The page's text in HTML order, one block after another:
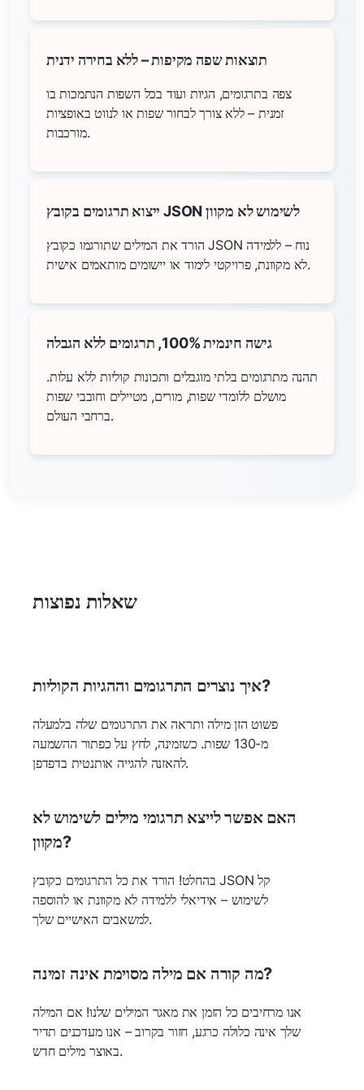
תוצאות שפה מקיפות – ללא בחירה ידנית
צפה בתרגומים, הגיות ועוד בכל השפות הנתמכות בו
זמנית – ללא צורך לבחור שפות או לנווט באופציות
מורכבות.
ייצוא תרגומים בקובץ JSON לשימוש לא מקוון
הורד את המילים שתורגמו כקובץ JSON נוח – ללמידה
לא מקוונת, פרויקטי לימוד או יישומים מותאמים אישית.
גישה חינמית 100%, תרגומים ללא הגבלה
תהנה מתרגומים בלתי מוגבלים ותכונות קוליות ללא עלות.
מושלם ללומדי שפות, מורים, מטיילים וחובבי שפות
ברחבי העולם.
שאלות נפוצות
איך נוצרים התרגומים וההגיות הקוליות?
פשוט הזן מילה ותראה את התרגומים שלה בלמעלה
מ-130 שפות. כשזמינה, לחץ על כפתור ההשמעה
להאזנה להגייה אותנטית בדפדפן.
האם אפשר לייצא תרגומי מילים לשימוש לא
מקוון?
בהחלט! הורד את כל התרגומים כקובץ JSON קל
לשימוש – אידיאלי ללמידה לא מקוונת או להוספה
למשאבים האישיים שלך.
מה קורה אם מילה מסוימת אינה זמינה?
אנו מרחיבים כל הזמן את מאגר המילים שלנו! אם המילה
שלך אינה כלולה כרגע, חזור בקרוב – אנו מעדכנים תדיר
באוצר מילים חדש.